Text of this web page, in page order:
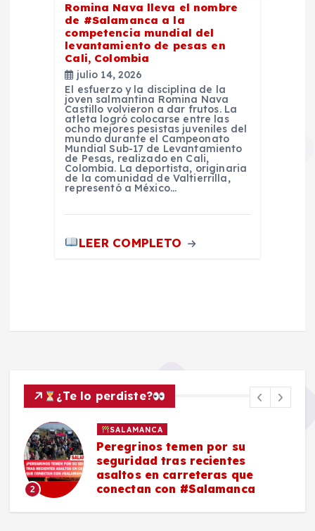
Romina Nava lleva el nombre
de #Salamanca a la
competencia mundial del
levantamiento de pesas en
Cali, Colombia
julio 14, 2026
El esfuerzo y la disciplina de la
joven salmantina Romina Nava
Castillo volvieron a dar frutos. La
atleta logró colocarse entre las
ocho mejores pesistas juveniles del
mundo durante el Campeonato
Mundial Sub-17 de Levantamiento
de Pesas, realizado en Cali,
Colombia. La deportista, originaria
de la comunidad de Valtierrilla,
representó a México…
LEER COMPLETO
¿Te lo perdiste?
2
SALAMANCA
Peregrinos temen por su
seguridad tras recientes
asaltos en carreteras que
conectan con #Salamanca